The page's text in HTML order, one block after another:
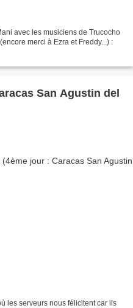
avec les musiciens de Trucocho
merci à Ezra et Freddy...) :
San Agustin del
les serveurs nous félicitent car ils